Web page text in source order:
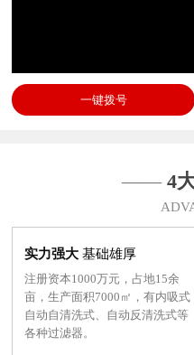
一键拨号
——4
实力强大 基础雄厚
注册资本1000万元，占地15余
亩，生产面积7000㎡，有内吸式
自动自清洗式、自动反清洗式等
各种过滤器。